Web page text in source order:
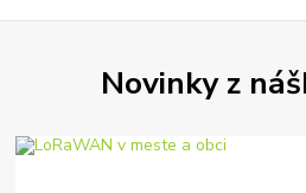
Novinky z